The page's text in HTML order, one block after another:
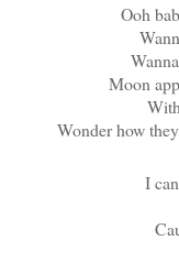
Ooh
Moon
Wonder how
I